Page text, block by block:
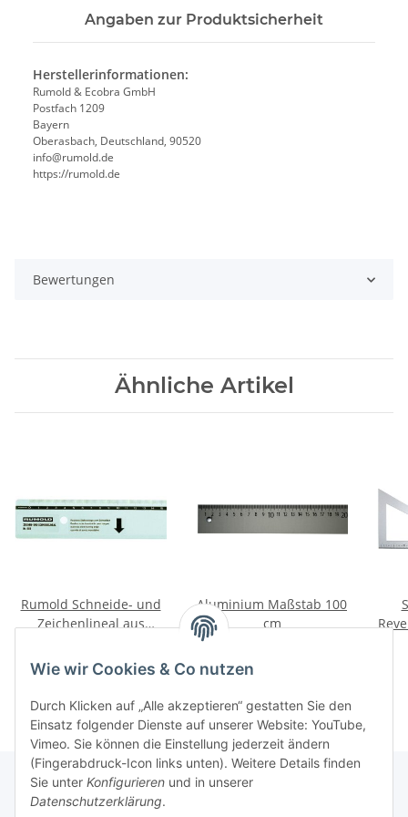
Wie wir Cookies & Co nutzen
Durch Klicken auf „Alle akzeptieren“ gestatten Sie den
Einsatz folgender Dienste auf unserer Website: YouTube,
Vimeo. Sie können die Einstellung jederzeit ändern
(Fingerabdruck-Icon links unten). Weitere Details finden
Sie unter Konfigurieren und in unserer
Datenschutzerklärung.
Angaben zur Produktsicherheit
Herstellerinformationen:
Rumold & Ecobra GmbH
Postfach 1209
Bayern
Oberasbach, Deutschland, 90520
info@rumold.de
https://rumold.de
Bewertungen
Ähnliche Artikel
Rumold Schneide- und
Zeichenlineal aus
Aluminium Maßstab 100
cm